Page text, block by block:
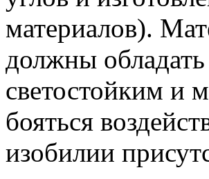
материалов).
должны
светостойким и
бояться
изобилии